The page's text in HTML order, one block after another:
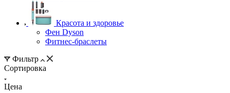
Красота и здоровье
Фен Dyson
Фитнес-браслеты
Фильтр
Сортировка
Цена